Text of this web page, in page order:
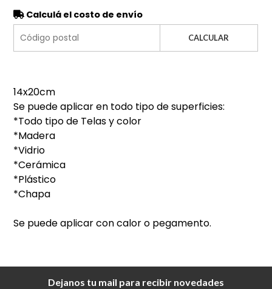
Calculá el costo de envío
CALCULAR
14x20cm
Se puede aplicar en todo tipo de superficies:
*Todo tipo de Telas y color
*Madera
*Vidrio
*Cerámica
*Plástico
*Chapa
Se puede aplicar con calor o pegamento.
Dejanos tu mail para recibir novedades